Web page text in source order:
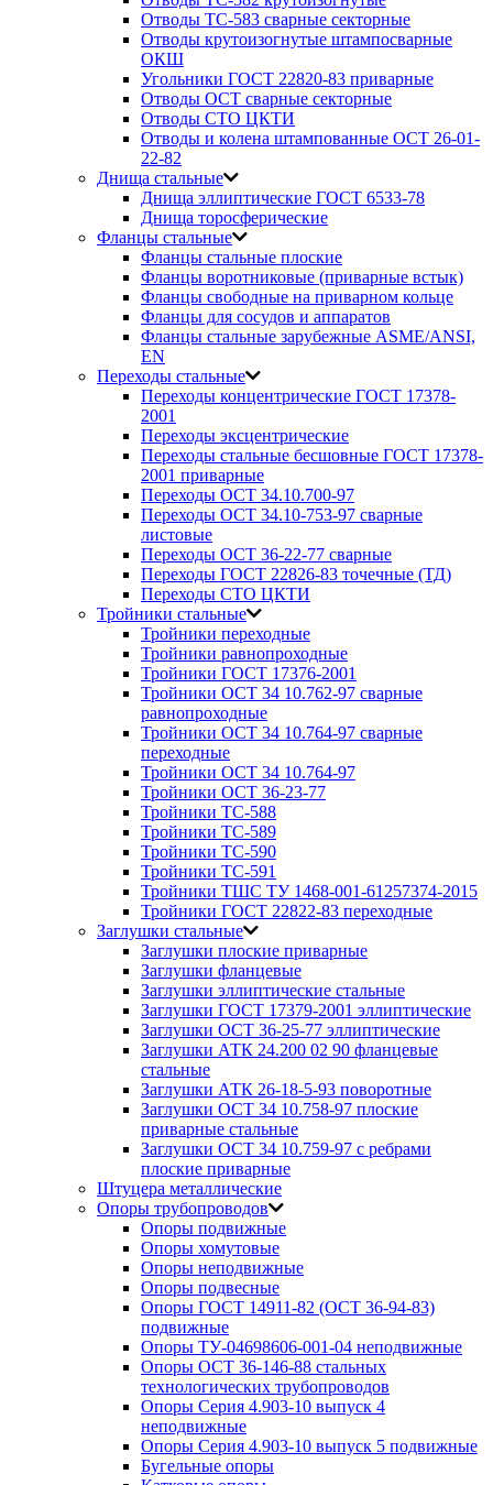
Отводы ТС-583 сварные секторные
Отводы крутоизогнутые штампосварные
ОКШ
Угольники ГОСТ 22820-83 приварные
Отводы ОСТ сварные секторные
Отводы СТО ЦКТИ
Отводы и колена штампованные ОСТ 26-01-
22-82
Днища стальные
Днища эллиптические ГОСТ 6533-78
Днища торосферические
Фланцы стальные
Фланцы стальные плоские
Фланцы воротниковые (приварные встык)
Фланцы свободные на приварном кольце
Фланцы для сосудов и аппаратов
Фланцы стальные зарубежные ASME/ANSI,
EN
Переходы стальные
Переходы концентрические ГОСТ 17378-
2001
Переходы эксцентрические
Переходы стальные бесшовные ГОСТ 17378-
2001 приварные
Переходы ОСТ 34.10.700-97
Переходы ОСТ 34.10-753-97 сварные
листовые
Переходы ОСТ 36-22-77 сварные
Переходы ГОСТ 22826-83 точечные (ТД)
Переходы СТО ЦКТИ
Тройники стальные
Тройники переходные
Тройники равнопроходные
Тройники ГОСТ 17376-2001
Тройники ОСТ 34 10.762-97 сварные
равнопроходные
Тройники ОСТ 34 10.764-97 сварные
переходные
Тройники ОСТ 34 10.764-97
Тройники ОСТ 36-23-77
Тройники ТС-588
Тройники ТС-589
Тройники ТС-590
Тройники ТС-591
Тройники ТШС ТУ 1468-001-61257374-2015
Тройники ГОСТ 22822-83 переходные
Заглушки стальные
Заглушки плоские приварные
Заглушки фланцевые
Заглушки эллиптические стальные
Заглушки ГОСТ 17379-2001 эллиптические
Заглушки ОСТ 36-25-77 эллиптические
Заглушки АТК 24.200 02 90 фланцевые
стальные
Заглушки АТК 26-18-5-93 поворотные
Заглушки ОСТ 34 10.758-97 плоские
приварные стальные
Заглушки ОСТ 34 10.759-97 с ребрами
плоские приварные
Штуцера металлические
Опоры трубопроводов
Опоры подвижные
Опоры хомутовые
Опоры неподвижные
Опоры подвесные
Опоры ГОСТ 14911-82 (ОСТ 36-94-83)
подвижные
Опоры ТУ-04698606-001-04 неподвижные
Опоры ОСТ 36-146-88 стальных
технологических трубопроводов
Опоры Серия 4.903-10 выпуск 4
неподвижные
Опоры Серия 4.903-10 выпуск 5 подвижные
Бугельные опоры